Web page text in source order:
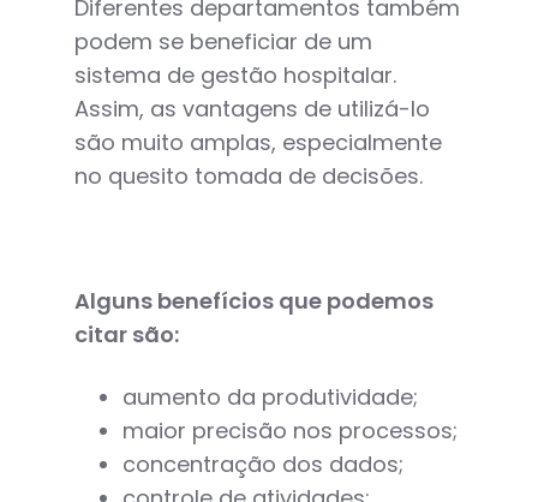
Diferentes departamentos também
podem se beneficiar de um
sistema de gestão hospitalar.
Assim, as vantagens de utilizá-lo
são muito amplas, especialmente
no quesito tomada de decisões.
Alguns benefícios que podemos
citar são:
aumento da produtividade;
maior precisão nos processos;
concentração dos dados;